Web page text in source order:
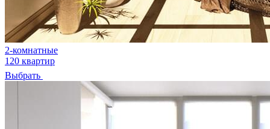
2-комнатные
120 квартир
Выбрать